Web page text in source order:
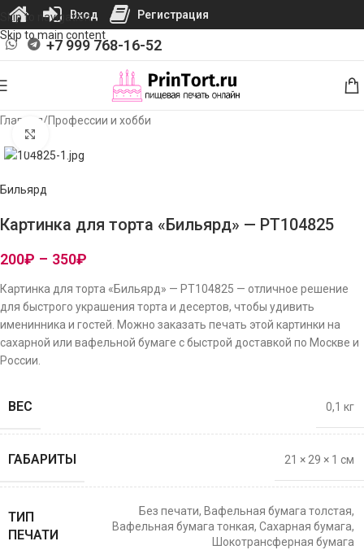
Skip to navigation
Skip to main content
+7 999 768-16-52
Главная/Профессии и хобби
Бильярд
Картинка для торта «Бильярд» — PT104825
200₽ – 350₽
Картинка для торта «Бильярд» — PT104825 — отличное решение
для быстрого украшения торта и десертов, чтобы удивить
именинника и гостей. Можно заказать печать этой картинки на
сахарной или вафельной бумаге с быстрой доставкой по Москве и
России.
ВЕС 0,1 кг
ГАБАРИТЫ 21 × 29 × 1 см
ТИП
ПЕЧАТИ
Без печати, Вафельная бумага толстая,
Вафельная бумага тонкая, Сахарная бумага,
Шокотрансферная бумага
Вход Регистрация